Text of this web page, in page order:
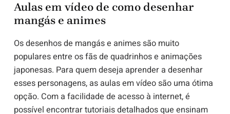
Aulas em vídeo de como desenhar
mangás e animes
Os desenhos de mangás e animes são muito
populares entre os fãs de quadrinhos e animações
japonesas. Para quem deseja aprender a desenhar
esses personagens, as aulas em vídeo são uma ótima
opção. Com a facilidade de acesso à internet, é
possível encontrar tutoriais detalhados que ensinam